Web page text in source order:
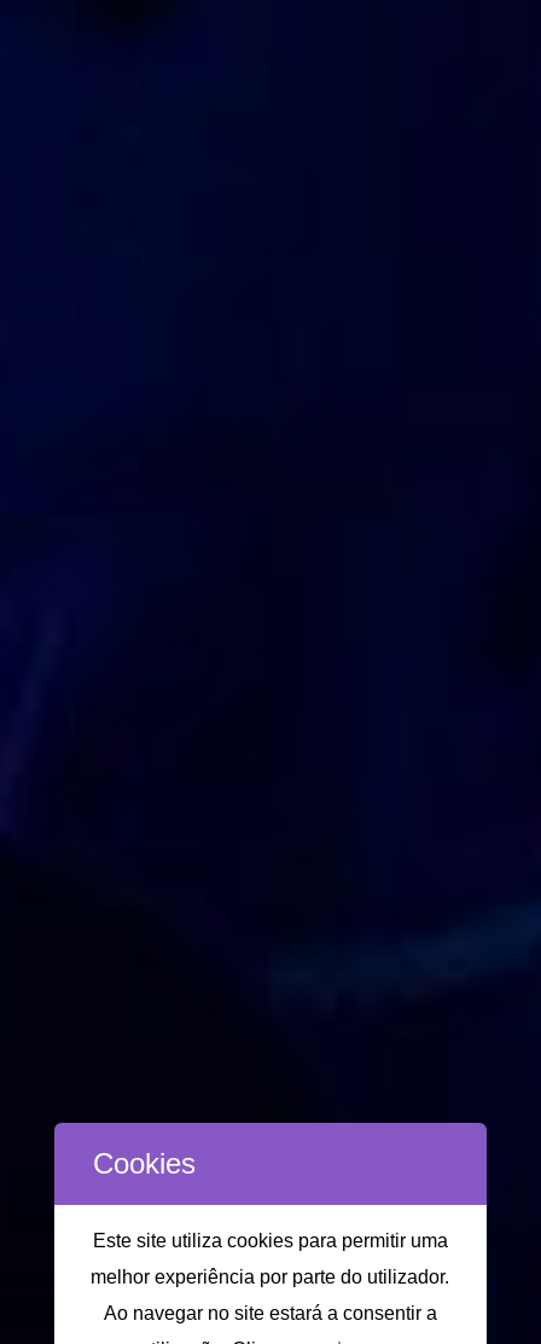
Cookies
Este site utiliza cookies para permitir uma
melhor experiência por parte do utilizador.
Ao navegar no site estará a consentir a